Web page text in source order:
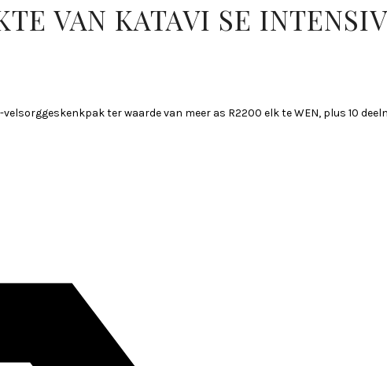
VAN KATAVI SE
ter waarde van meer as R2200 elk te WEN, plus 10